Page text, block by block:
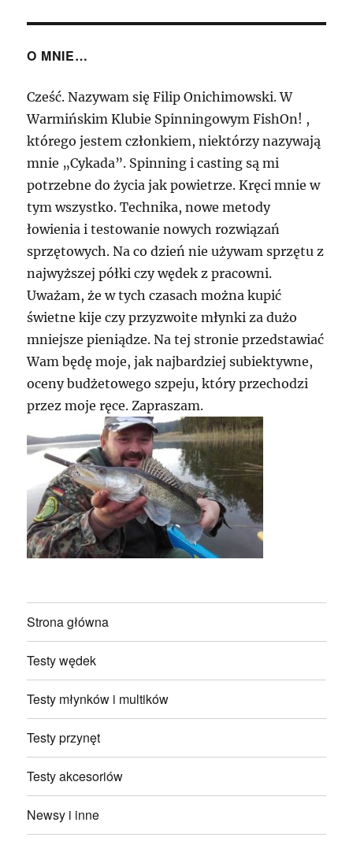
O MNIE…
Cześć. Nazywam się Filip Onichimowski. W
Warmińskim Klubie Spinningowym FishOn! ,
którego jestem członkiem, niektórzy nazywają
mnie „Cykada”. Spinning i casting są mi
potrzebne do życia jak powietrze. Kręci mnie w
tym wszystko. Technika, nowe metody
łowienia i testowanie nowych rozwiązań
sprzętowych. Na co dzień nie używam sprzętu z
najwyższej półki czy wędek z pracowni.
Uważam, że w tych czasach można kupić
świetne kije czy przyzwoite młynki za dużo
mniejsze pieniądze. Na tej stronie przedstawiać
Wam będę moje, jak najbardziej subiektywne,
oceny budżetowego szpeju, który przechodzi
przez moje ręce. Zapraszam.
Strona główna
Testy wędek
Testy młynków i multików
Testy przynęt
Testy akcesoriów
Newsy i inne